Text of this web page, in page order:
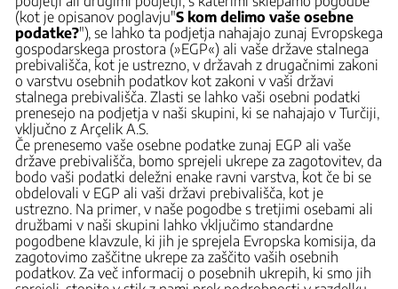
(kot je opisanov poglavju"S kom delimo vaše osebne
podatke?"), se lahko ta podjetja nahajajo zunaj Evropskega
gospodarskega prostora (»EGP«) ali vaše države stalnega
prebivališča, kot je ustrezno, v državah z drugačnimi zakoni
o varstvu osebnih podatkov kot zakoni v vaši državi
stalnega prebivališča. Zlasti se lahko vaši osebni podatki
prenesejo na podjetja v naši skupini, ki se nahajajo v Turčiji,
vključno z Arçelik A.S.
Če prenesemo vaše osebne podatke zunaj EGP ali vaše
države prebivališča, bomo sprejeli ukrepe za zagotovitev, da
bodo vaši podatki deležni enake ravni varstva, kot če bi se
obdelovali v EGP ali vaši državi prebivališča, kot je
ustrezno. Na primer, v naše pogodbe s tretjimi osebami ali
družbami v naši skupini lahko vključimo standardne
pogodbene klavzule, ki jih je sprejela Evropska komisija, da
zagotovimo zaščitne ukrepe za zaščito vaših osebnih
podatkov. Za več informacij o posebnih ukrepih, ki smo jih